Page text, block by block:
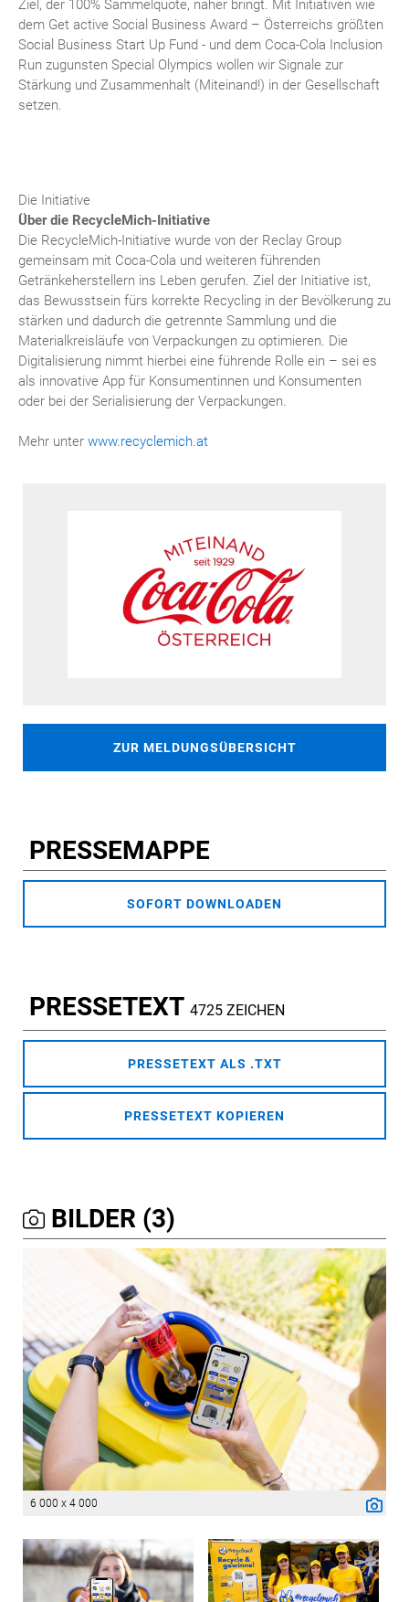
Ziel, der 100% Sammelquote, näher bringt. Mit Initiativen wie
dem Get active Social Business Award – Österreichs größten
Social Business Start Up Fund - und dem Coca-Cola Inclusion
Run zugunsten Special Olympics wollen wir Signale zur
Stärkung und Zusammenhalt (Miteinand!) in der Gesellschaft
setzen.
Die Initiative
Über die RecycleMich-Initiative
Die RecycleMich-Initiative wurde von der Reclay Group
gemeinsam mit Coca-Cola und weiteren führenden
Getränkeherstellern ins Leben gerufen. Ziel der Initiative ist,
das Bewusstsein fürs korrekte Recycling in der Bevölkerung zu
stärken und dadurch die getrennte Sammlung und die
Materialkreisläufe von Verpackungen zu optimieren. Die
Digitalisierung nimmt hierbei eine führende Rolle ein – sei es
als innovative App für Konsumentinnen und Konsumenten
oder bei der Serialisierung der Verpackungen.
Mehr unter www.recyclemich.at
ZUR MELDUNGSÜBERSICHT
PRESSEMAPPE
SOFORT DOWNLOADEN
PRESSETEXT 4725 ZEICHEN
PRESSETEXT ALS .TXT
PRESSETEXT KOPIEREN
BILDER (3)
6 000 x 4 000